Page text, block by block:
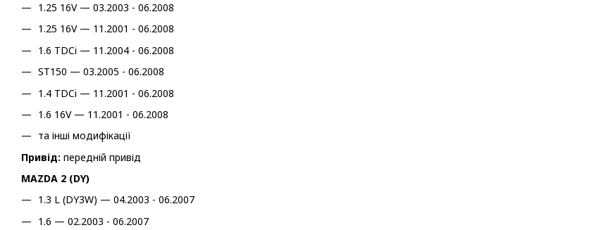
1.25 16V — 03.2003 - 06.2008
1.25 16V — 11.2001 - 06.2008
1.6 TDCi — 11.2004 - 06.2008
ST150 — 03.2005 - 06.2008
1.4 TDCi — 11.2001 - 06.2008
1.6 16V — 11.2001 - 06.2008
та інші модифікації
Привід: передній привід
MAZDA 2 (DY)
1.3 L (DY3W) — 04.2003 - 06.2007
1.6 — 02.2003 - 06.2007